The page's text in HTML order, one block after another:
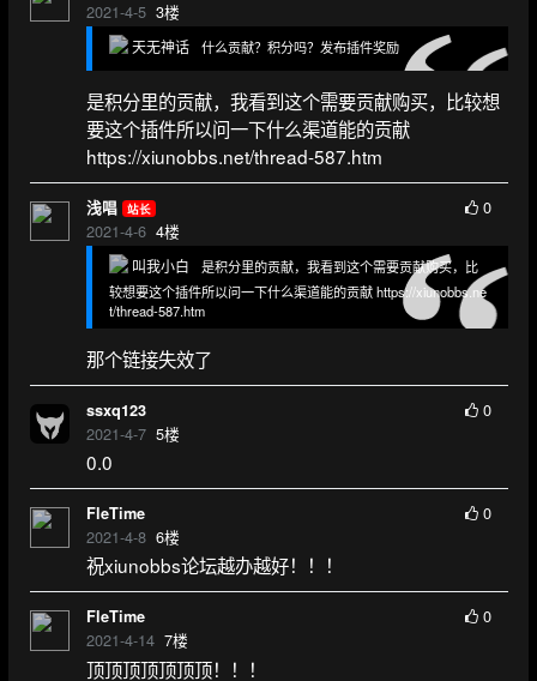
2021-4-5 3楼
天无神话 什么贡献？积分吗？发布插件奖励
是积分里的贡献，我看到这个需要贡献购买，比较想
要这个插件所以问一下什么渠道能的贡献
https://xiunobbs.net/thread-587.htm
浅唱 站长
2021-4-6 4楼
0
叫我小白
是积分里的贡献，我看到这个需要贡献购买，比
较想要这个插件所以问一下什么渠道能的贡献 https://xiunobbs.ne
t/thread-587.htm
那个链接失效了
ssxq123
2021-4-7 5楼
0
0.0
FleTime
2021-4-8 6楼
0
祝xiunobbs论坛越办越好！！！
FleTime
2021-4-14 7楼
0
顶顶顶顶顶顶顶！！！